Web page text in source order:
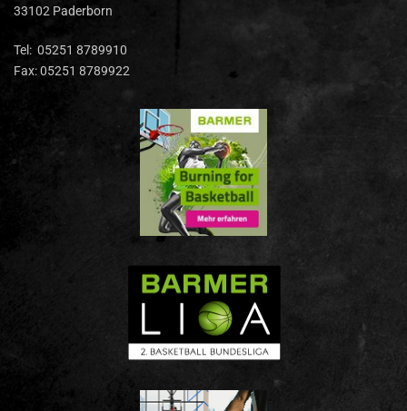
33102 Paderborn
Tel: 05251 8789910
Fax: 05251 8789922